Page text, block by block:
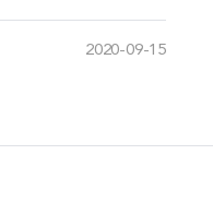
2020-09-15